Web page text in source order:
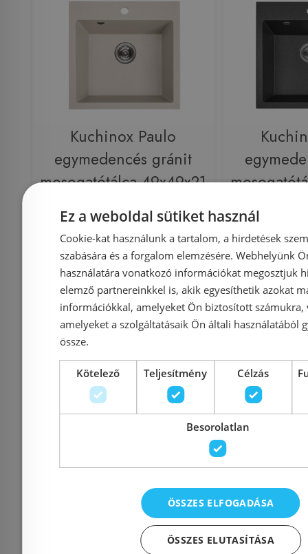
Kuchinox Paulo
egymedencés gránit
mosogatótálca 49x49x21
cm, bézs SRN_410P
Azonosító: 214276
Cikkszám: SRN_410P
49 900 Ft39 990 Ft
Kosárba
cm,
49 900 Ft
-16%
Rendelésre Rendelésre
Ez a weboldal sütiket használ
Cookie-kat használunk a tartalom, a hirdetések
szabására és a forgalom elemzésére. Webhelyünk
használatára vonatkozó információkat megosztjuk
elemző partnereinkkel is, akik egyesíthetik azokat
információkkal, amelyeket Ön biztosított számukra,
amelyeket a szolgáltatásaik Ön általi használatából
össze.
Kötelező Teljesítmény Célzás
Besorolatlan
ÖSSZES ELFOGADÁSA
ÖSSZES ELUTASÍTÁSA